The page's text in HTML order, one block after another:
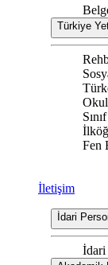
Türkiye
Fen
İletişim
İdari
İdari